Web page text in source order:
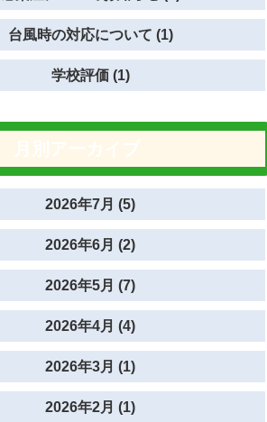
台風時の対応について (1)
学校評価 (1)
2026年7月 (5)
2026年6月 (2)
2026年5月 (7)
2026年4月 (4)
2026年3月 (1)
2026年2月 (1)